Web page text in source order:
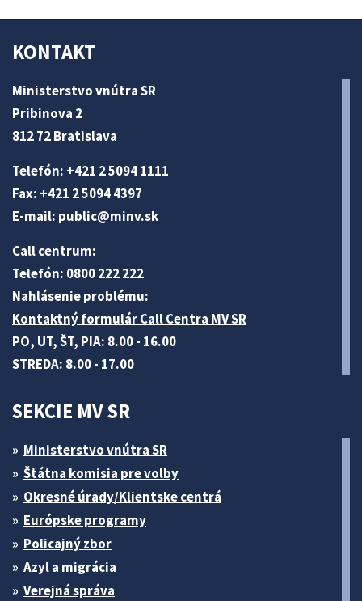
KONTAKT
Ministerstvo vnútra SR
Pribinova 2
812 72 Bratislava
Telefón: +421 2 5094 1111
Fax: +421 2 5094 4397
E-mail: public@minv.sk
Call centrum:
Telefón: 0800 222 222
Nahlásenie problému:
Kontaktný formulár Call Centra MV SR
PO, UT, ŠT, PIA: 8.00 - 16.00
STREDA: 8.00 - 17.00
SEKCIE MV SR
Ministerstvo vnútra SR
Štátna komisia pre volby
Okresné úrady/Klientske centrá
Európske programy
Policajný zbor
Azyl a migrácia
Verejná správa